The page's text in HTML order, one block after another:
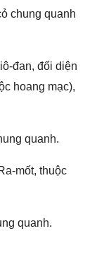
chung quanh
đan, đối diện
hoang mạc),
quanh.
mốt, thuộc
quanh.